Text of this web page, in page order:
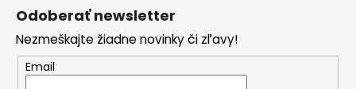
Odoberať newsletter
Nezmeškajte žiadne novinky či zľavy!
Email